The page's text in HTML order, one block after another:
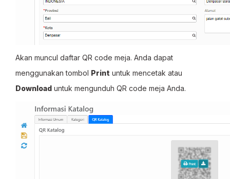
Akan muncul daftar QR code meja. Anda dapat
menggunakan tombol Print untuk mencetak atau
Download untuk mengunduh QR code meja Anda.